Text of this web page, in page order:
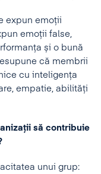
expun emoții
emoții false,
și o bună
că membrii
cu inteligența
empatie, abilități
ții să contribuie
unui grup: